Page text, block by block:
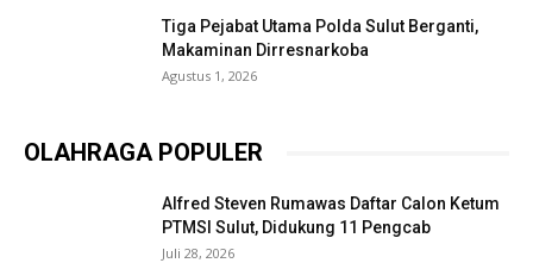
Tiga Pejabat Utama Polda Sulut Berganti,
Makaminan Dirresnarkoba
Agustus 1, 2026
OLAHRAGA POPULER
Alfred Steven Rumawas Daftar Calon Ketum
PTMSI Sulut, Didukung 11 Pengcab
Juli 28, 2026